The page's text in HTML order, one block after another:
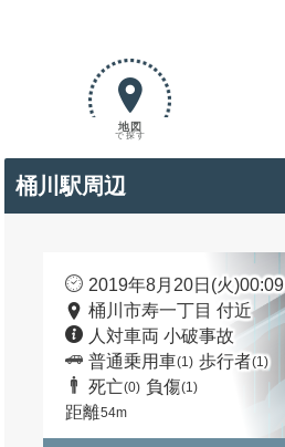
地図
で探す
桶川駅周辺
2019年8月20日(火)00:09
桶川市寿一丁目 付近
人対車両 小破事故
普通乗用車(1) 歩行者(1)
死亡(0) 負傷(1)
距離54m